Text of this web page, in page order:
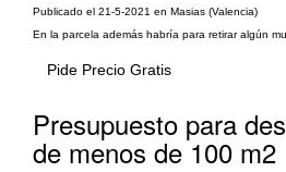
Publicado el 21-5-2021 en Masias (Valencia)
En la parcela además habría para retirar algún
Pide Precio Gratis
Presupuesto para
de menos de 100 m2